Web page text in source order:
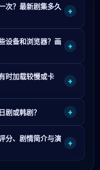
次？最新剧集多久
+
设备和浏览器？画
+
时加载较慢或卡
+
剧或韩剧？ +
分、剧情简介与演
+